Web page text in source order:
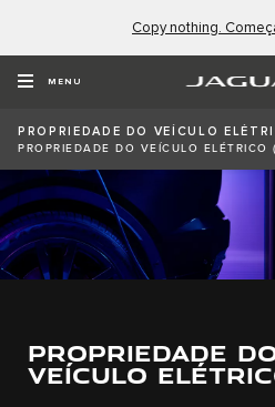
Copy nothing.
MENU
PROPRIEDADE DO VEÍCULO
PROPRIEDADE DO VEÍCULO ELÉTRICO
PROPRIEDADE
VEÍCULO